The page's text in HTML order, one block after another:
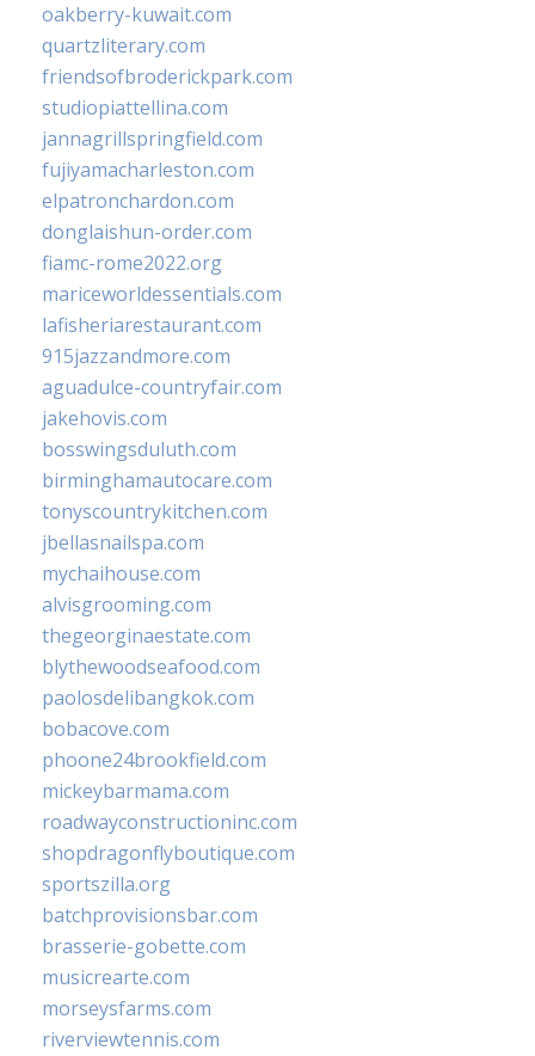
oakberry-kuwait.com
quartzliterary.com
friendsofbroderickpark.com
studiopiattellina.com
jannagrillspringfield.com
fujiyamacharleston.com
elpatronchardon.com
donglaishun-order.com
fiamc-rome2022.org
mariceworldessentials.com
lafisheriarestaurant.com
915jazzandmore.com
aguadulce-countryfair.com
jakehovis.com
bosswingsduluth.com
birminghamautocare.com
tonyscountrykitchen.com
jbellasnailspa.com
mychaihouse.com
alvisgrooming.com
thegeorginaestate.com
blythewoodseafood.com
paolosdelibangkok.com
bobacove.com
phoone24brookfield.com
mickeybarmama.com
roadwayconstructioninc.com
shopdragonflyboutique.com
sportszilla.org
batchprovisionsbar.com
brasserie-gobette.com
musicrearte.com
morseysfarms.com
riverviewtennis.com